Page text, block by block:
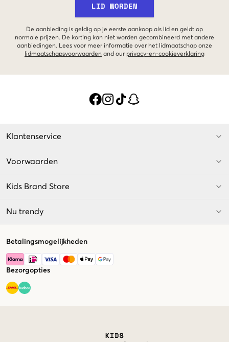
LID WORDEN
De aanbieding is geldig op je eerste aankoop als lid en geldt op
normale prijzen. De korting kan niet worden gecombineerd met andere
aanbiedingen. Lees voor meer informatie over het lidmaatschap onze
lidmaatschapsvoorwaarden and our privacy-en-cookieverklaring
Klantenservice
Voorwaarden
Kids Brand Store
Nu trendy
Betalingsmogelijkheden
Bezorgopties